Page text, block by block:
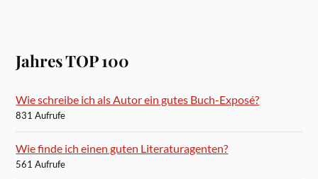
Jahres TOP 100
Wie schreibe ich als Autor ein gutes Buch-Exposé?
831 Aufrufe
Wie finde ich einen guten Literaturagenten?
561 Aufrufe